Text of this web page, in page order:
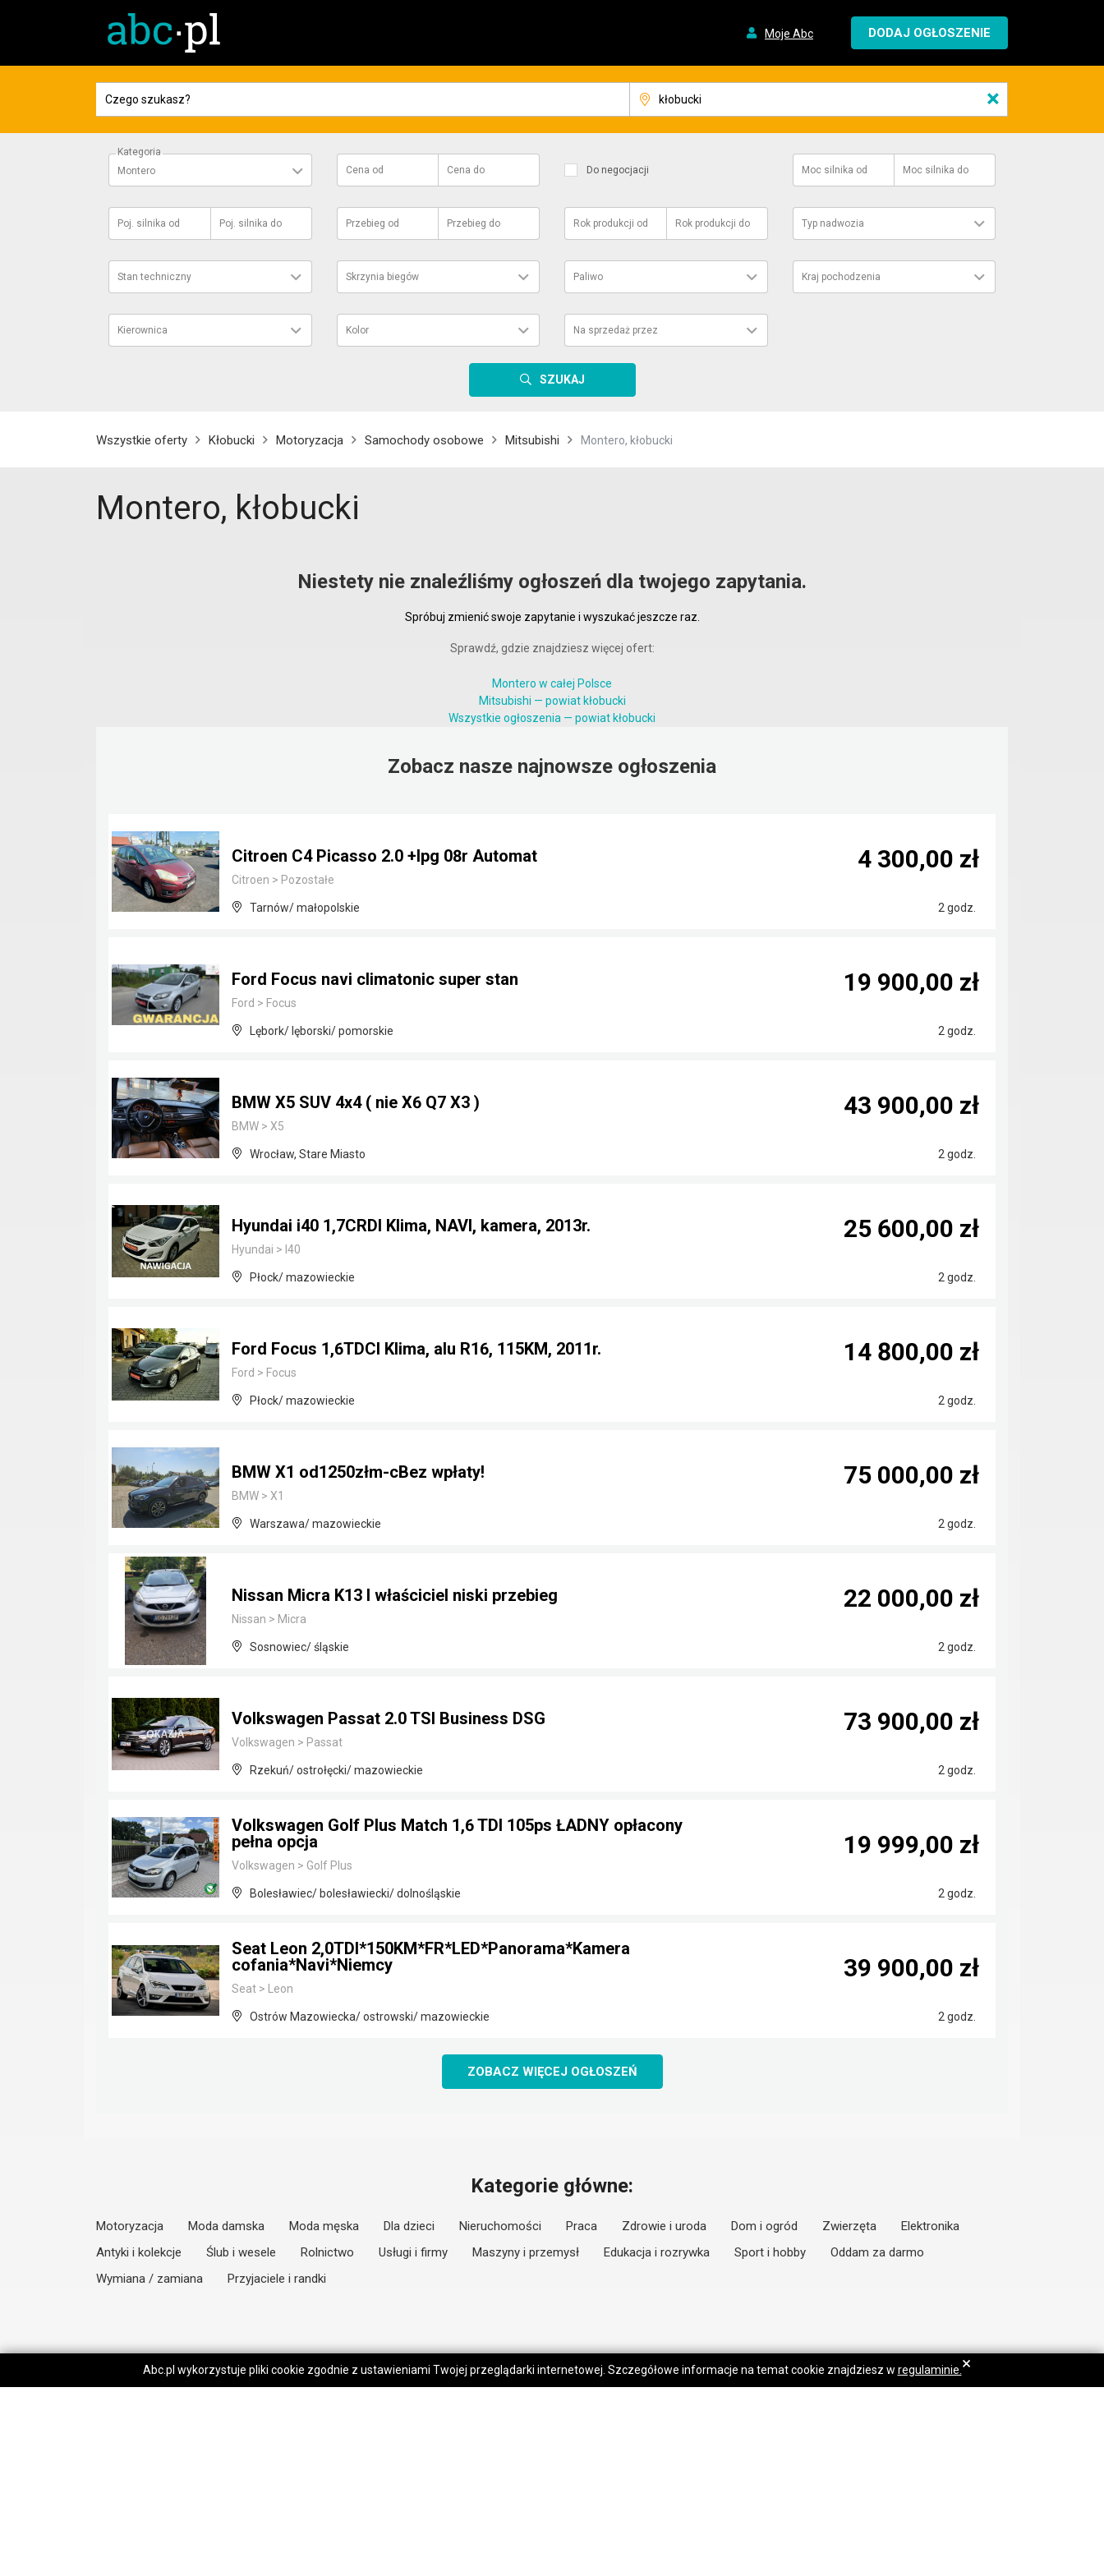
Moje Abc DODAJ OGŁOSZENIE
×
Kategoria
Montero
Cena od Cena do Do negocjacji Moc silnika od Moc silnika do
Poj. silnika od Poj. silnika do Przebieg od Przebieg do Rok produkcji od Rok produkcji do Typ nadwozia
Stan techniczny Skrzynia biegów Paliwo Kraj pochodzenia
Kierownica Kolor Na sprzedaż przez
SZUKAJ
Wszystkie oferty Kłobucki Motoryzacja Samochody osobowe Mitsubishi Montero, kłobucki
Montero, kłobucki
Niestety nie znaleźliśmy ogłoszeń dla twojego zapytania.
Spróbuj zmienić swoje zapytanie i wyszukać jeszcze raz.
Sprawdź, gdzie znajdziesz więcej ofert:
Montero w całej Polsce
Mitsubishi — powiat kłobucki
Wszystkie ogłoszenia — powiat kłobucki
Zobacz nasze najnowsze ogłoszenia
Citroen C4 Picasso 2.0 +lpg 08r Automat
Citroen > Pozostałe
Tarnów/ małopolskie 2 godz.
4 300,00 zł
Ford Focus navi climatonic super stan
Ford > Focus
Lębork/ lęborski/ pomorskie 2 godz.
19 900,00 zł
BMW X5 SUV 4x4 ( nie X6 Q7 X3 )
BMW > X5
Wrocław, Stare Miasto 2 godz.
43 900,00 zł
Hyundai i40 1,7CRDI Klima, NAVI, kamera, 2013r.
Hyundai > I40
Płock/ mazowieckie 2 godz.
25 600,00 zł
Ford Focus 1,6TDCI Klima, alu R16, 115KM, 2011r.
Ford > Focus
Płock/ mazowieckie 2 godz.
14 800,00 zł
BMW X1 od1250złm-cBez wpłaty!
BMW > X1
Warszawa/ mazowieckie 2 godz.
75 000,00 zł
Nissan Micra K13 I właściciel niski przebieg
Nissan > Micra
Sosnowiec/ śląskie 2 godz.
22 000,00 zł
Volkswagen Passat 2.0 TSI Business DSG
Volkswagen > Passat
Rzekuń/ ostrołęcki/ mazowieckie 2 godz.
73 900,00 zł
Volkswagen Golf Plus Match 1,6 TDI 105ps ŁADNY opłacony
pełna opcja
Volkswagen > Golf Plus
Bolesławiec/ bolesławiecki/ dolnośląskie 2 godz.
19 999,00 zł
Seat Leon 2,0TDI*150KM*FR*LED*Panorama*Kamera
cofania*Navi*Niemcy
Seat > Leon
Ostrów Mazowiecka/ ostrowski/ mazowieckie 2 godz.
39 900,00 zł
ZOBACZ WIĘCEJ OGŁOSZEŃ
Kategorie główne:
Motoryzacja Moda damska Moda męska Dla dzieci Nieruchomości Praca Zdrowie i uroda Dom i ogród Zwierzęta
Elektronika
Antyki i kolekcje
Ślub i wesele Rolnictwo Usługi i firmy Maszyny i przemysł Edukacja i rozrywka Sport i hobby
Oddam za darmo
Wymiana / zamiana
Przyjaciele i randki
Abc.pl wykorzystuje pliki cookie zgodnie z ustawieniami Twojej przeglądarki internetowej. Szczegółowe informacje na temat cookie znajdziesz w regulaminie. ×